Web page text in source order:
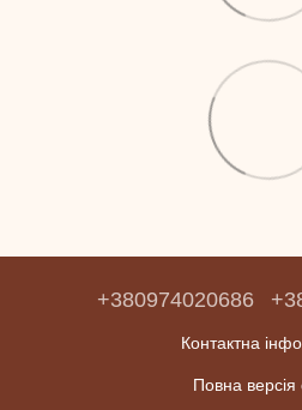
+380974020686
Контактна
Повна версія